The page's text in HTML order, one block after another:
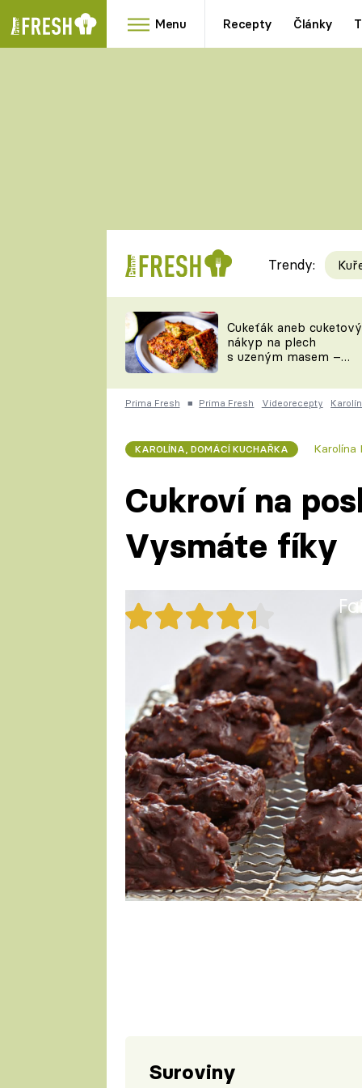
Menu Recepty Články
RYCHLOVKY
Videorecepty
TEĎ VAŘÍ ŠÉF!
ČESKO NA TALÍŘI
KUCHAŘKA
Trendy:
Cukeťák aneb cuketový
nákyp na plech
s uzeným masem –
zpracovat přerostlé
cukety
Prima Fresh ■ Prima Fresh Videorecepty
KAROLÍNA, DOMÁCÍ KUCHAŘKA Karolína
Cukroví na
Vysmáte fíky
Cukroví na poslední chvíli -
1 porce
Suroviny